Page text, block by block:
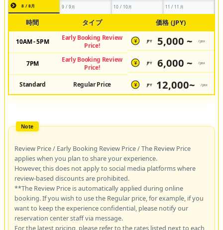
8 / 8月 9 / 9月 10 / 10月 11 / 11月
時間 タイプ 価格 (JPY)
10AM - 5PM
Early Booking Review
Price!
¥ JPY 5,000 ~ /pax
7PM
Early Booking Review
Price!
¥ JPY 6,000 ~ /pax
Standard Regular Price ¥ JPY 12,000~ /pax
Review Price / Early Booking Review Price / The Review Price
applies when you plan to share your experience.
However, this does not apply to social media platforms where
review-based discounts are prohibited.
**The Review Price is automatically applied during online
booking. If you wish to use the Regular price, for example, if you
want to keep the experience confidential, please notify our
reservation center staff via message.
For the latest pricing, please refer to the rates listed next to each